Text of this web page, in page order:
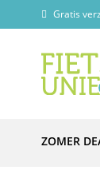
Gratis
ZOMER